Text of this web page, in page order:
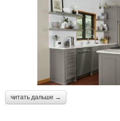
читать дальше →